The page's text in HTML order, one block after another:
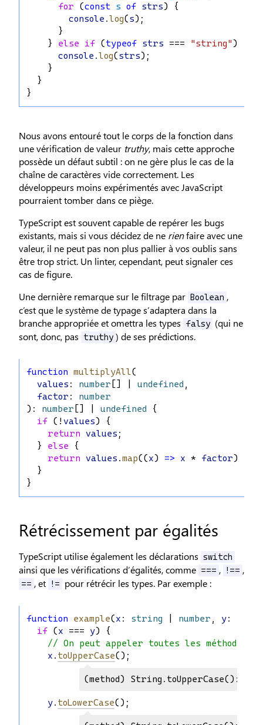
for (const s of strs) {
console .log(s);
      }
    }
else if (typeof strs === "string") {
console .log(strs);
    }
  }
}
Nous avons entouré tout le corps de la fonction dans
une vérification de valeur truthy, mais cette approche
possède un défaut subtil : on ne gère plus le cas de la
chaîne de caractères vide correctement. Les
développeurs moins expérimentés avec JavaScript
pourraient tomber dans ce piège.
TypeScript est souvent capable de repérer les bugs
existants, mais si vous décidez de ne rienfaire avec une
valeur, il ne peut pas non plus pallier à vos oublis sans
être trop strict. Un linter, cependant, peut signaler ces
cas de figure.
Une dernière remarque sur le filtrage par Boolean ,
c’est que le système de typage s’adaptera dans la
branche appropriée et omettra les types
falsy (qui ne
sont, donc, pas
truthy ) de ses prédictions.
function multiplyAll(
values : number [] | undefined
factor : number
): number [] | undefined {
if (! values) {
return values ;
  }
else {
return values .map((x) => x * factor);
  }
}
Rétrécissement par égalités
TypeScript utilise également les déclarations switch
ainsi que les vérifications d’égalités, comme === , !== ,
== , et != pour rétrécir les types. Par exemple :
function example(x : string number y:
if (x === y) {
// On peut appeler toutes les méthodes
x . toUpperCase();
(method) String.toUpperCase():
y. toLowerCase();